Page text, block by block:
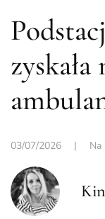
03/07/2026 | Na